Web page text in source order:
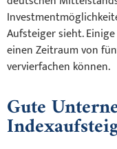
Aufsteiger sieht.
einen Zeitraum von
vervierfachen können.
Gute